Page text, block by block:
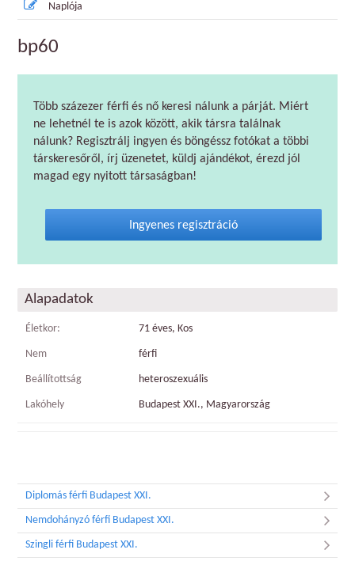
Naplója
bp60
Több százezer férfi és nő keresi nálunk a párját. Miért
ne lehetnél te is azok között, akik társra találnak
nálunk? Regisztrálj ingyen és böngéssz fotókat a többi
társkeresőről, írj üzenetet, küldj ajándékot, érezd jól
magad egy nyitott társaságban!
Ingyenes regisztráció
Alapadatok
Életkor: 71 éves, Kos
Nem férfi
Beállítottság heteroszexuális
Lakóhely Budapest XXI., Magyarország
Diplomás férfi Budapest XXI.
Nemdohányzó férfi Budapest XXI.
Szingli férfi Budapest XXI.